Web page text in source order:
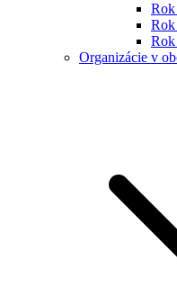
Organizácie v